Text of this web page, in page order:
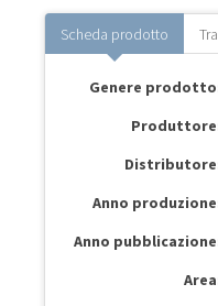
Scheda prodotto
Genere
Anno
Anno